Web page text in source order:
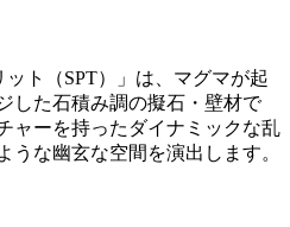
ット（SPT）」は、マグマが起
した石積み調の擬石・壁材で
ャーを持ったダイナミックな乱
うな幽玄な空間を演出します。